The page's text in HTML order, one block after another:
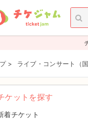
> ライブ・コンサート（国
ケットを探す
着チケット